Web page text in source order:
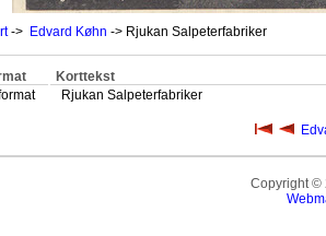
-> Edvard Køhn -> Rjukan Salpeterfabriker
Korttekst
Rjukan Salpeterfabriker
Copyright ©